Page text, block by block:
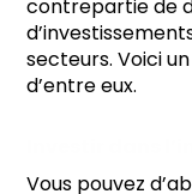
contrepartie de
secteurs. Voici
d’entre eux.
Vous pouvez